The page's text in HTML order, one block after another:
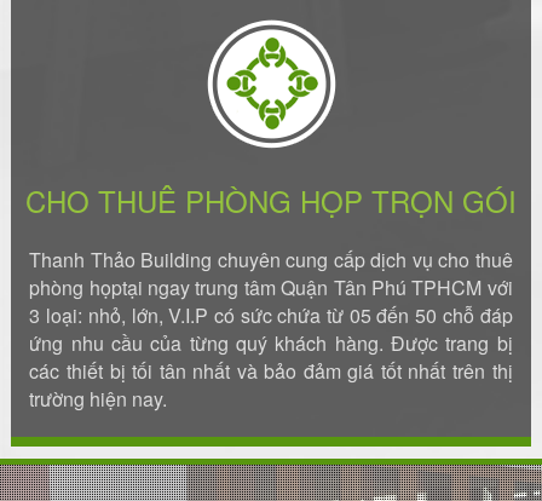
CHO THUÊ PHÒNG HỌP TRỌN GÓI
Thanh Thảo Building chuyên cung cấp dịch vụ cho thuê
phòng họptại ngay trung tâm Quận Tân Phú TPHCM với
3 loại: nhỏ, lớn, V.I.P có sức chứa từ 05 đến 50 chỗ đáp
ứng nhu cầu của từng quý khách hàng. Được trang bị
các thiết bị tối tân nhất và bảo đảm giá tốt nhất trên thị
trường hiện nay.